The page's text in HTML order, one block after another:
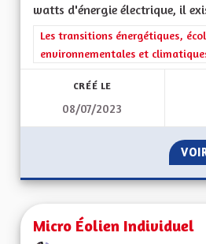
watts d'énergie électrique, il
Filtrer les résultats de la
Les transitions énergétiques,
environnementales et
CRÉÉ LE
08/07/2023
Micro Éolien Individuel